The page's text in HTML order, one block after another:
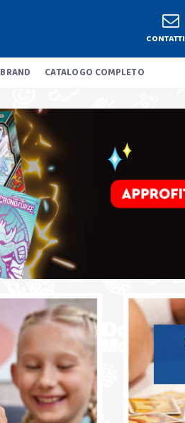
CONTATTI
BRAND CATALOGO COMPLETO